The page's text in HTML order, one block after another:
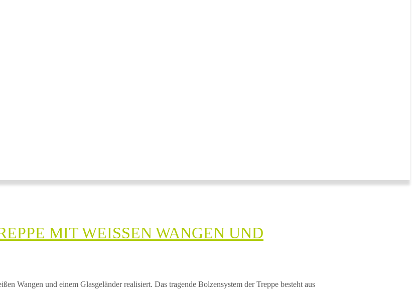
MIT WEISSEN WANGEN UND G
Wangen und einem Glasgeländer realisiert. Das tragende Bolzensystem der Treppe besteht aus